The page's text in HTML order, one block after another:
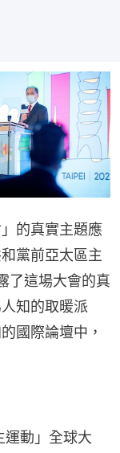
的真實主題應
黨前亞太區主
了這場大會的真
知的取暖派
國際論壇中，
運動」全球大